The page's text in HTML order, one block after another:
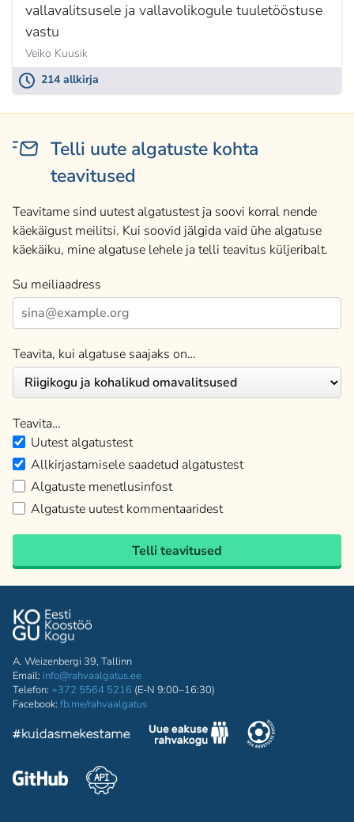
vallavalitsusele ja vallavolikogule tuuletööstuse
vastu
Veiko Kuusik
214 allkirja
Telli uute algatuste kohta
teavitused
Teavitame sind uutest algatustest ja soovi korral nende
käekäigust meilitsi. Kui soovid jälgida vaid ühe algatuse
käekäiku, mine algatuse lehele ja telli teavitus küljeribalt.
Su meiliaadress
Teavita, kui algatuse saajaks on…
Teavita…
Uutest algatustest
Allkirjastamisele saadetud algatustest
Algatuste menetlusinfost
Algatuste uutest kommentaaridest
Telli teavitused
A. Weizenbergi 39, Tallinn
Email: info@rahvaalgatus.ee
Telefon: +372 5564 5216 (E-N 9:00–16:30)
Facebook: fb.me/rahvaalgatus